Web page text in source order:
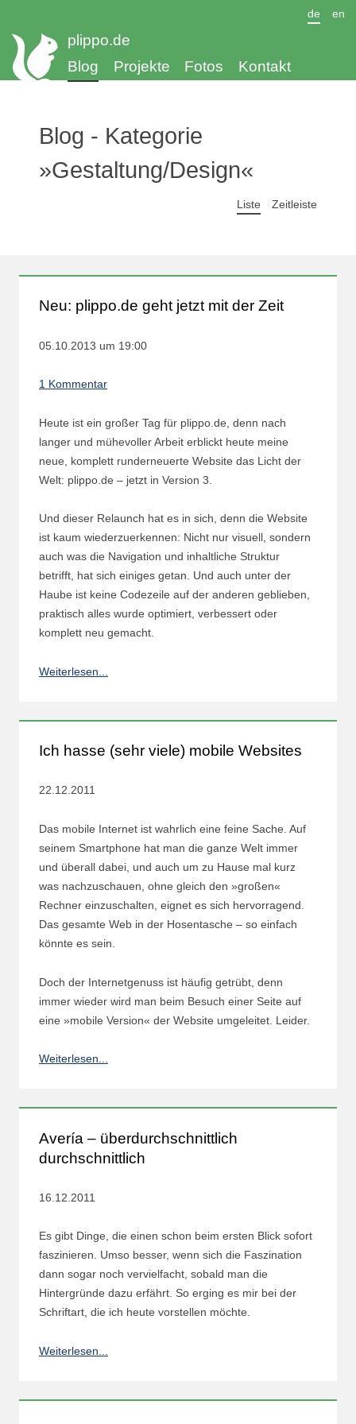
plippo.de
Blog
Projekte Fotos Kontakt
de en
Blog - Kategorie
»Gestaltung/Design«
Liste Zeitleiste
Neu: plippo.de geht jetzt mit der Zeit
05.10.2013 um 19:00
1 Kommentar
Heute ist ein großer Tag für plippo.de, denn nach
langer und mühevoller Arbeit erblickt heute meine
neue, komplett runderneuerte Website das Licht der
Welt: plippo.de – jetzt in Version 3.
Und dieser Relaunch hat es in sich, denn die Website
ist kaum wiederzuerkennen: Nicht nur visuell, sondern
auch was die Navigation und inhaltliche Struktur
betrifft, hat sich einiges getan. Und auch unter der
Haube ist keine Codezeile auf der anderen geblieben,
praktisch alles wurde optimiert, verbessert oder
komplett neu gemacht.
Weiterlesen...
Ich hasse (sehr viele) mobile Websites
22.12.2011
Das mobile Internet ist wahrlich eine feine Sache. Auf
seinem Smartphone hat man die ganze Welt immer
und überall dabei, und auch um zu Hause mal kurz
was nachzuschauen, ohne gleich den »großen«
Rechner einzuschalten, eignet es sich hervorragend.
Das gesamte Web in der Hosentasche – so einfach
könnte es sein.
Doch der Internetgenuss ist häufig getrübt, denn
immer wieder wird man beim Besuch einer Seite auf
eine »mobile Version« der Website umgeleitet. Leider.
Weiterlesen...
Avería – überdurchschnittlich
durchschnittlich
16.12.2011
Es gibt Dinge, die einen schon beim ersten Blick sofort
faszinieren. Umso besser, wenn sich die Faszination
dann sogar noch vervielfacht, sobald man die
Hintergründe dazu erfährt. So erging es mir bei der
Schriftart, die ich heute vorstellen möchte.
Weiterlesen...